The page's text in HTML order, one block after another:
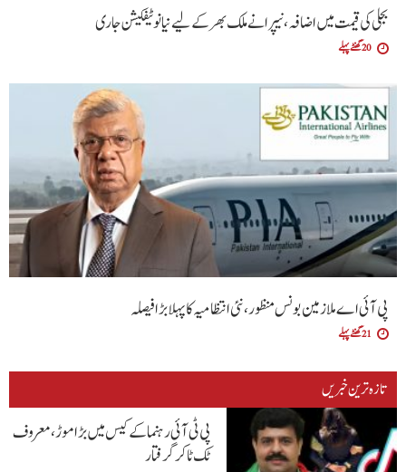
بجلی کی قیمت میں اضافہ، نیپرا نے ملک بھر کے لیے نیا نوٹیفکیشن جاری
20 گھنٹے پہلے
پی آئی اے ملازمین بونس منظور، نئی انتظامیہ کا پہلا بڑا فیصلہ
21 گھنٹے پہلے
تازہ ترین خبریں
پی ٹی آئی رہنما کے کیس میں بڑا موڑ، معروف
ٹک ٹاکر گرفتار